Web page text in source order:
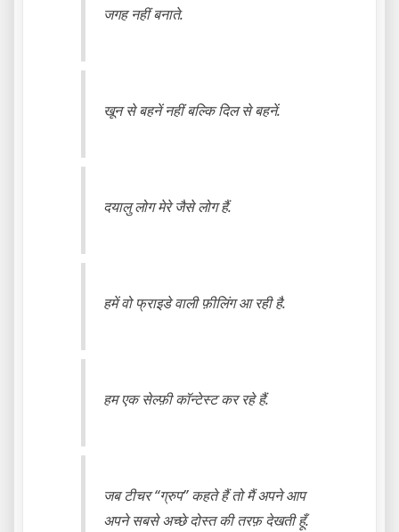
जगह नहीं बनाते.
खून से बहनें नहीं बल्कि दिल से बहनें.
दयालु लोग मेरे जैसे लोग हैं.
हमें वो फ्राइडे वाली फ़ीलिंग आ रही है.
हम एक सेल्फ़ी कॉन्टेस्ट कर रहे हैं.
जब टीचर “ग्रुप” कहते हैं तो मैं अपने आप
अपने सबसे अच्छे दोस्त की तरफ़ देखती हूँ.